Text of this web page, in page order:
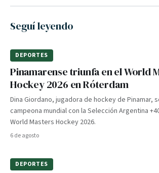
Seguí leyendo
DEPORTES
Pinamarense triunfa en el World
Hockey 2026 en Róterdam
Dina Giordano, jugadora de hockey de Pinamar,
campeona mundial con la Selección Argentina
World Masters Hockey 2026.
6 de agosto
DEPORTES